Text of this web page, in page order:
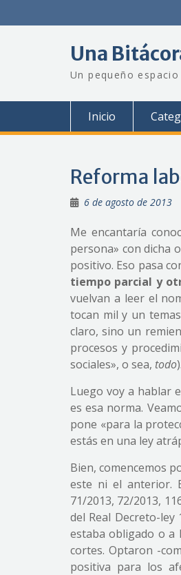
Una
Un pequeño
Inicio
Reforma
6 de agosto de 2013
Me encantaría
persona» con dicha
positivo. Eso pasa
tiempo parcial y
vuelvan a leer el
tocan mil y un
claro, sino un
procesos y
sociales», o sea, todo).
Luego voy a hablar
es esa norma.
pone «para la
estás en una ley
Bien, comencemos
este ni el anterior.
71/2013, 72/2013,
del Real Decreto-
estaba obligado o a
cortes. Optaron -
positiva para los